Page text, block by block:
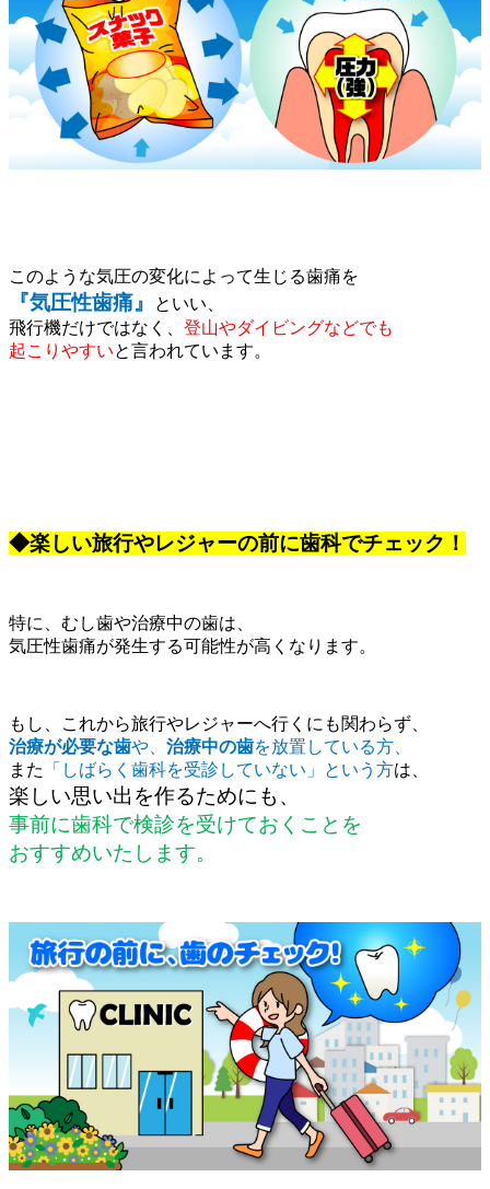
このような気圧の変化によって生じる歯痛を
『気圧性歯痛』
といい、
飛行機だけではなく、 登山やダイビングなどでも
起こりやすいと言われています。
◆楽しい旅行やレジャーの前に歯科でチェック！
特に、むし歯や治療中の歯は、
気圧性歯痛が発生する可能性が高くなります。
もし、これから旅行やレジャーへ行くにも関わらず、
治療が必要な歯や、 治療中の歯を放置している方、
また
「しばらく歯科を受診していない」という方は、
楽しい思い出を作るためにも、
事前に歯科で検診を受けておくことを
おすすめいたします。